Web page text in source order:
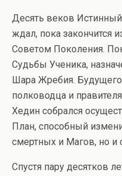
Десять веков
ждал, пока закончится
Советом Поколения.
Судьбы Ученика,
Шара Жребия.
полководца и
Хедин собрался
План, способный
смертных и Магов, но и
Спустя пару десятков